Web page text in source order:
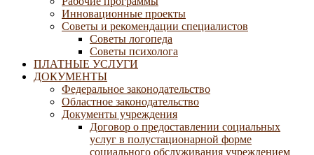
Инновационные проекты
Советы и рекомендации специалистов
Советы логопеда
Советы психолога
ПЛАТНЫЕ УСЛУГИ
ДОКУМЕНТЫ
Федеральное законодательство
Областное законодательство
Документы учреждения
Договор о предоставлении социальных
услуг в полустационарной форме
социального обслуживания учреждением